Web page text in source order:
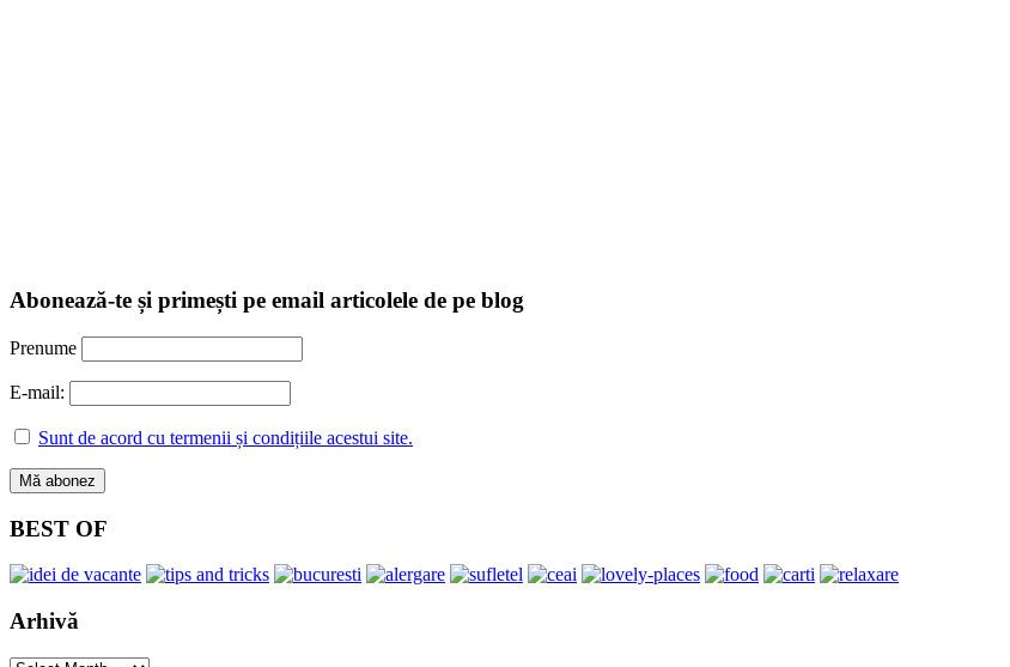
Abonează-te și primești pe email articolele de pe blog
Prenume
E-mail:
Sunt de acord cu termenii și condițiile acestui site.
BEST OF
Arhivă